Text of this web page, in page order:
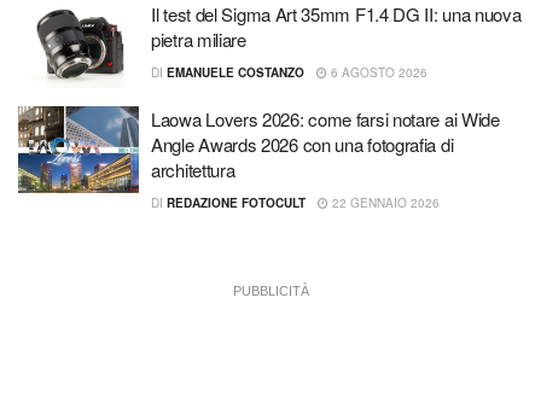
Il test del Sigma Art 35mm F1.4 DG II: una nuova
pietra miliare
DI EMANUELE COSTANZO 6 AGOSTO 2026
Laowa Lovers 2026: come farsi notare ai Wide
Angle Awards 2026 con una fotografia di
architettura
DI REDAZIONE FOTOCULT 22 GENNAIO 2026
PUBBLICITÀ